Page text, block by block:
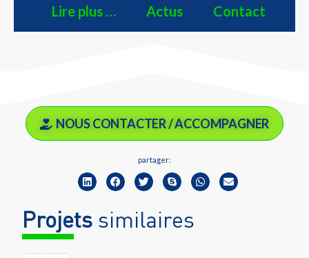
Lire plus … Actus Contact
NOUS CONTACTER / ACCOMPAGNER
partager:
Projets similaires